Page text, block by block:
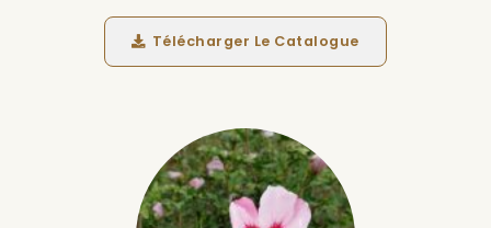
Télécharger Le Catalogue